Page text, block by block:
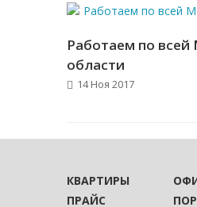
Работаем по всей
области
14 Ноя 2017
КВАРТИРЫ
ПРАЙС